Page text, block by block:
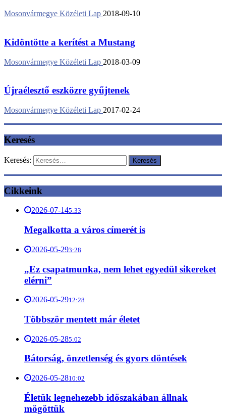
Mosonvármegye Közéleti Lap 2018-09-10
Kidöntötte a kerítést a Mustang
Mosonvármegye Közéleti Lap 2018-03-09
Újraélesztő eszközre gyűjtenek
Mosonvármegye Közéleti Lap 2017-02-24
Keresés
Keresés:
Cikkeink
2026-07-145:33
Megalkotta a város címerét is
2026-05-293:28
„Ez csapatmunka, nem lehet egyedül sikereket
elérni”
2026-05-2912:28
Többször mentett már életet
2026-05-285:02
Bátorság, önzetlenség és gyors döntések
2026-05-2810:02
Életük legnehezebb időszakában állnak
mögöttük